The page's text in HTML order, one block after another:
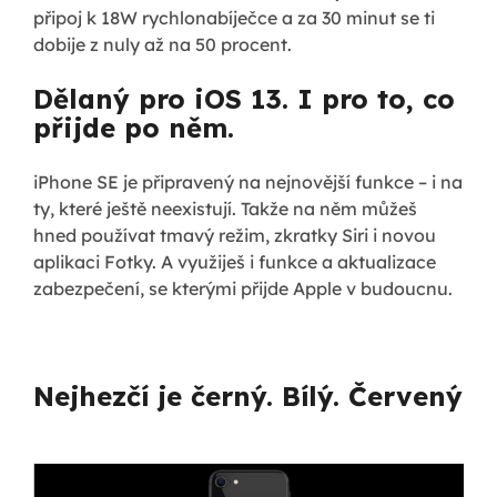
připoj k 18W rychlonabíječce a za 30 minut se ti
dobije z nuly až na 50 procent.
Dělaný pro iOS 13. I pro to, co
přijde po něm.
iPhone SE je připravený na nejnovější funkce – i na
ty, které ještě neexistují. Takže na něm můžeš
hned používat tmavý režim, zkratky Siri i novou
aplikaci Fotky. A využiješ i funkce a aktualizace
zabezpečení, se kterými přijde Apple v budoucnu.
Nejhezčí je černý. Bílý. Červený